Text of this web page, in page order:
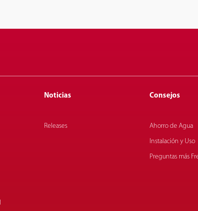
Noticias
Releases
Consejos
Ahorro de Agua
Instalación y Uso
Preguntas más